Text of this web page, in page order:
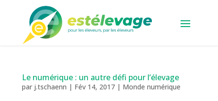
Le numérique : un autre défi pour l’élevage
par j.tschaenn | Fév 14, 2017| Monde numérique